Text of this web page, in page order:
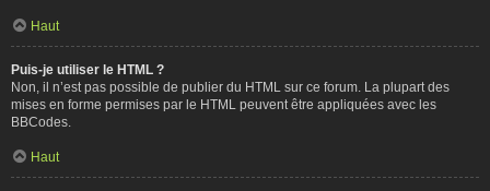
Haut
Puis-je utiliser le HTML ?
Non, il n’est pas possible de publier du HTML sur ce forum. La plupart des
mises en forme permises par le HTML peuvent être appliquées avec les
BBCodes.
Haut